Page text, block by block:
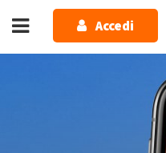
Accedi